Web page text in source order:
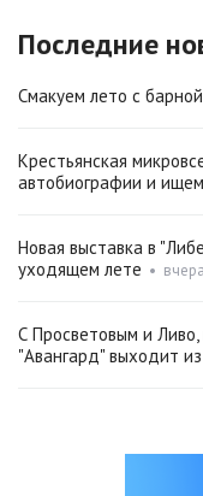
Последние
Смакуем лето с
Крестьянская
автобиографии и
Новая выставка в
уходящем лете •
С Просветовым и
"Авангард" выходит